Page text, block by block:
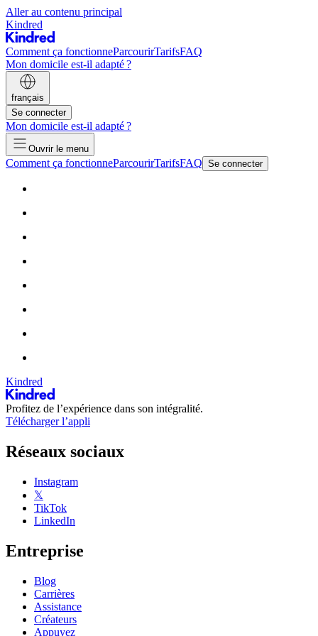
Aller au contenu principal
Kindred
Comment ça fonctionneParcourirTarifsFAQ
Mon domicile est-il adapté ?
français
Se connecter
Mon domicile est-il adapté ?
Ouvrir le menu
Comment ça fonctionneParcourirTarifsFAQ Se connecter
Kindred
Profitez de l’expérience dans son intégralité.
Télécharger l’appli
Réseaux sociaux
Instagram
𝕏
TikTok
LinkedIn
Entreprise
Blog
Carrières
Assistance
Créateurs
Appuyez